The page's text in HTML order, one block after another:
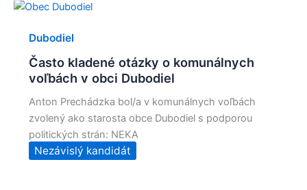
Dubodiel
Často kladené otázky o komunálnych
voľbách v obci Dubodiel
Anton Prechádzka bol/a v komunálnych voľbách
zvolený ako starosta obce Dubodiel s podporou
politických strán: NEKA
Nezávislý kandidát